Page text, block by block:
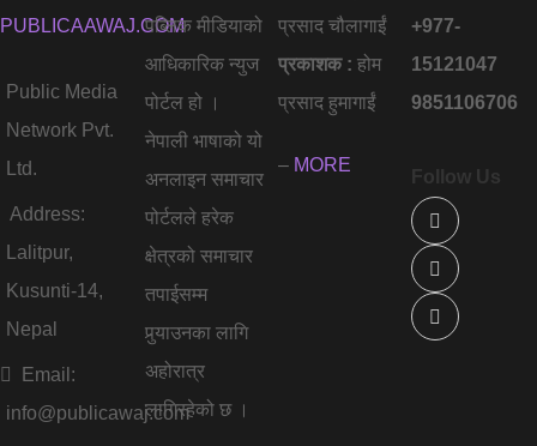
Public Media
Network Pvt.
Ltd.
Address:
Lalitpur,
Kusunti-14,
Nepal
Email:
info@publicawaj.com
पब्लिक मीडियाको
आधिकारिक न्युज
पोर्टल हो ।
नेपाली भाषाको यो
अनलाइन समाचार
पोर्टलले हरेक
क्षेत्रको समाचार
तपाईसम्म
पुर्‍याउनका लागि
अहोरात्र
लागिरहेको छ ।
प्रसाद चौलागाईं
प्रकाशक :होम
प्रसाद हुमागाईं
– MORE
+977-
15121047
9851106706
Follow Us